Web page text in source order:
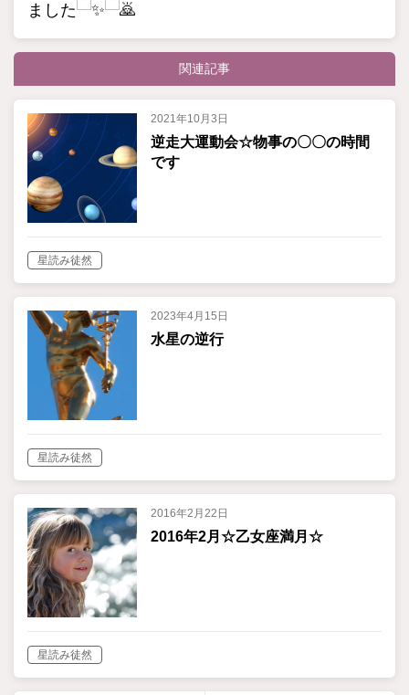
ました
関連記事
2021年10月3日
逆走大運動会☆物事の〇〇の時間
です
星読み徒然
2023年4月15日
水星の逆行
星読み徒然
2016年2月22日
2016年2月☆乙女座満月☆
星読み徒然